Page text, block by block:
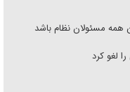
همه مسئولان نظام باشد
لغو کرد